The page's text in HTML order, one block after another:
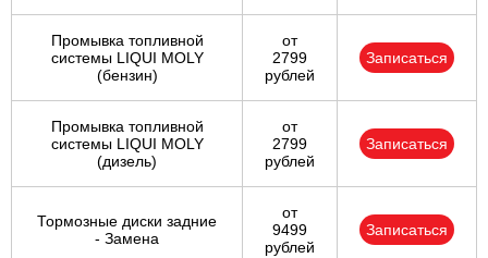
Промывка топливной
системы LIQUI MOLY
(бензин)
от
2799
рублей
Записаться
Промывка топливной
системы LIQUI MOLY
(дизель)
от
2799
рублей
Записаться
Тормозные диски задние
- Замена
от
9499
рублей
Записаться